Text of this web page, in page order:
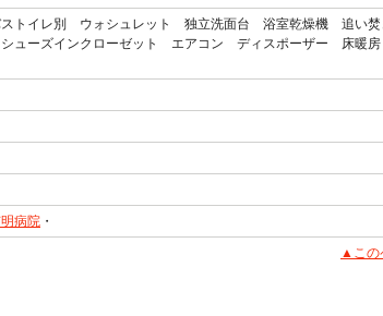
トイレ別 ウォシュレット 独立洗面台 浴室乾燥機 追い
ューズインクローゼット エアコン ディスポーザー 床暖
病院 ・
▲この